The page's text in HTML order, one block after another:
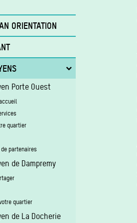
nécessité
à la recherche d'emploi
Art.60 §7
pour les
Art.60 (pour ASBL et
et structures d'économie
Entreprises
ORIENTATION
Porte Ouest
quartier
de partenaires
de Dampremy
quartier
de La Docherie